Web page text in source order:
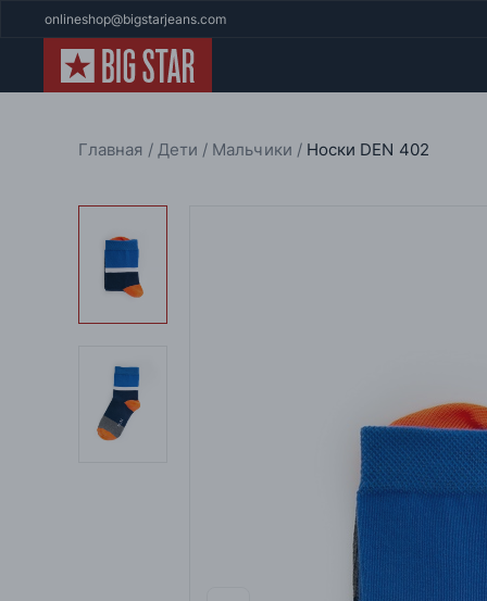
onlineshop@bigstarjeans.com
Главная Дети Мальчики Носки DEN 402